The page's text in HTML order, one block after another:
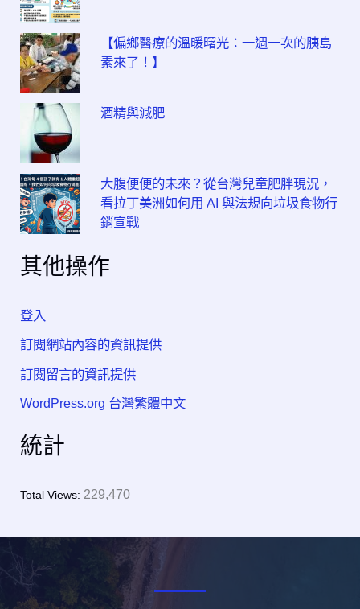
【偏鄉醫療的溫暖曙光：一週一次的胰島
素來了！】
酒精與減肥
大腹便便的未來？從台灣兒童肥胖現況，
看拉丁美洲如何用 AI 與法規向垃圾食物行
銷宣戰
其他操作
登入
訂閱網站內容的資訊提供
訂閱留言的資訊提供
WordPress.org 台灣繁體中文
統計
Total Views: 229,470